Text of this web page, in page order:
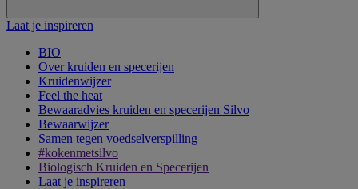
Laat je inspireren
BIO
Over kruiden en specerijen
Kruidenwijzer
Feel the heat
Bewaaradvies kruiden en specerijen Silvo
Bewaarwijzer
Samen tegen voedselverspilling
#kokenmetsilvo
Biologisch Kruiden en Specerijen
Laat je inspireren